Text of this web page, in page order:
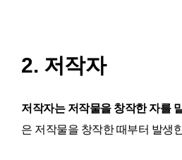
2. 저작자
저작자는 저작물을 창작한 자를
은 저작물을 창작한 때부터 발생